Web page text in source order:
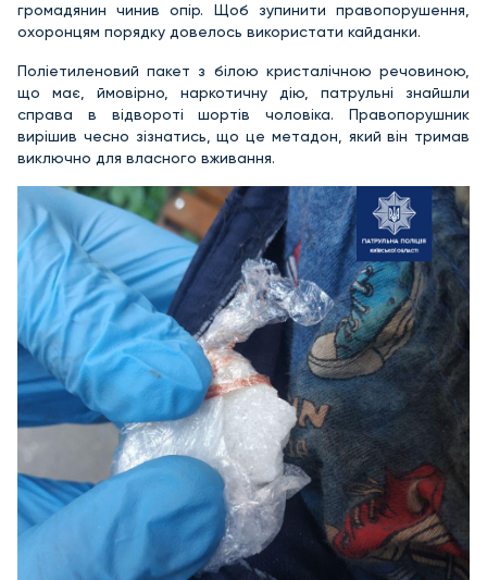
громадянин чинив опір. Щоб зупинити правопорушення,
охоронцям порядку довелось використати кайданки.
Поліетиленовий пакет з білою кристалічною речовиною,
що має, ймовірно, наркотичну дію, патрульні знайшли
справа в відвороті шортів чоловіка. Правопорушник
вирішив чесно зізнатись, що це метадон, який він тримав
виключно для власного вживання.